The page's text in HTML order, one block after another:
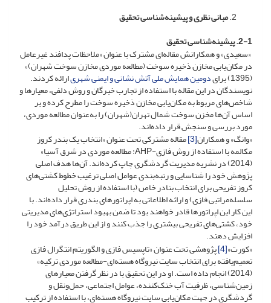
مبانی نظری و پیشینه‌شناسی تحقیق
2-1. پیشینه‌شناسی تحقیق
«سعیدی» و همکارانش مقاله‌ای مشترک با عنوان «ملاحظات پدافند غیرعامل
در مکان‌یابی مخازن ذخیره سوخت (مطالعه موردی مخازن سوخت شهران)»
(1395) برای دومین همایش ملی آتش نشانی و ایمنی شهریارائه کردند.
نویسندگان در این مقاله با استفاده از تجارب خبرگان و روش دلفی، معیارها و
شاخص‌های مربوط به مکان‌یابی مخازن ذخیره سوخت را مطرح کرده و بر
اساس آن‌ها مخزن سوخت شمال تهران(شهران) را به‌عنوان مطالعه موردی،
مورد بررسی و سنجش قرار داده‌اند.
«وانگ» و همکاران[3] مقاله مشترکی تحت عنوان «انتخاب یک بندر کروز
مکالمه با استفاده از روش فازی-AHP: مطالعه موردی در شرق آسیا»
(2014) در نشریه مدیریت گردشگری چاپ کرده‌اند. آن‌ها هدف اصلی
پژوهش خود را شناسایی و رتبه‌بندی عوامل اصلی ترغیب خطوط کشتی‌های
کروز‌ تفریحی برای انتخاب بنادر خاص (با استفاده از روش تحلیل
سلسله‌مراتبی فازی) و ارائه اطلاعاتی به اپراتورهای بندری قرار داده‌اند. با
این کار این اپراتورها قادر خواهند بود تا ضمن بهبود استراتژی‌های مدیریتی
خود، کشتی‌های تفریحی بیشتری را جذب کنند و از این طریق درآمد خود را
افزایش دهند.
«کورت»[4] پژوهشی تحت عنوان «تاپسیس فازی و الگوریتم انتگرال فازی
تعمیم‌یافته برای انتخاب سایت نیروگاه هسته‌ای-مطالعه موردی ترکیه»
(2014) انجام داده است. او در این تحقیق با در نظر گرفتن معیارهای
زمین‌شناسی، ظرفیت آب خنک‌کننده، عوامل اجتماعی، حمل‌ونقل و
گردشگری در جهت مکان‌یابی سایت نیروگاه هسته‌ای، با استفاده از ترکیب